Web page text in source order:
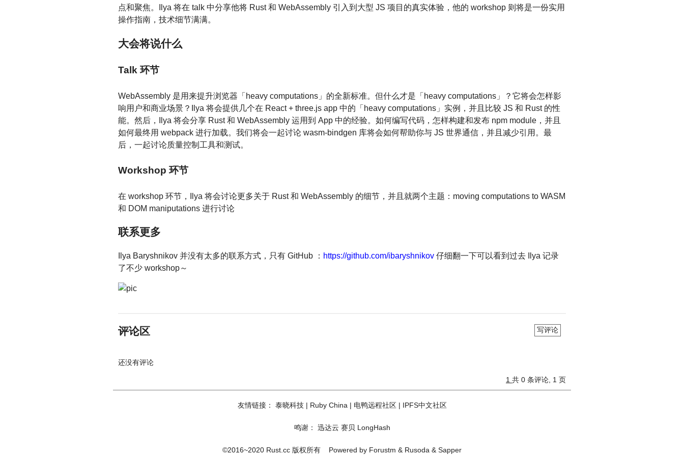
点和聚焦。Ilya 将在 talk 中分享他将 Rust 和 WebAssembly 引入到大型 JS 项目的真实体验，他的 workshop 则将是一份实用
操作指南，技术细节满满。
大会将说什么
Talk 环节
WebAssembly 是用来提升浏览器「heavy computations」的全新标准。但什么才是「heavy computations」？它将会怎样影
响用户和商业场景？Ilya 将会提供几个在 React + three.js app 中的「heavy computations」实例，并且比较 JS 和 Rust 的性
能。然后，Ilya 将会分享 Rust 和 WebAssembly 运用到 App 中的经验。如何编写代码，怎样构建和发布 npm module，并且
如何最终用 webpack 进行加载。我们将会一起讨论 wasm-bindgen 库将会如何帮助你与 JS 世界通信，并且减少引用。最
后，一起讨论质量控制工具和测试。
Workshop 环节
在 workshop 环节，Ilya 将会讨论更多关于 Rust 和 WebAssembly 的细节，并且就两个主题：moving computations to WASM
和 DOM maniputations 进行讨论
联系更多
Ilya Baryshnikov 并没有太多的联系方式，只有 GitHub ： https://github.com/ibaryshnikov 仔细翻一下可以看到过去 Ilya 记录
了不少 workshop～
评论区 写评论
还没有评论
1 共 0 条评论, 1 页
友情链接： 泰晓科技| Ruby China | 电鸭远程社区| IPFS中文社区
鸣谢： 迅达云 赛贝 LongHash
©2016~2020 Rust.cc 版权所有 Powered by Forustm & Rusoda & Sapper